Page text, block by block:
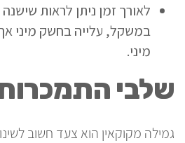
לאורך זמן ניתן לראות
במשקל, עלייה בחשק מיני
מיני.
שלבי
גמילה מקוקאין הוא צעד חשוב